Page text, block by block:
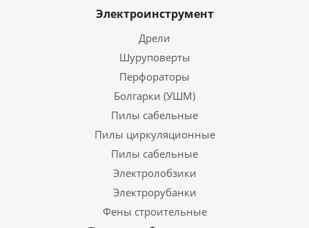
Электроинструмент
Дрели
Шуруповерты
Перфораторы
Болгарки (УШМ)
Пилы сабельные
Пилы циркуляционные
Пилы сабельные
Электролобзики
Электрорубанки
Фены строительные